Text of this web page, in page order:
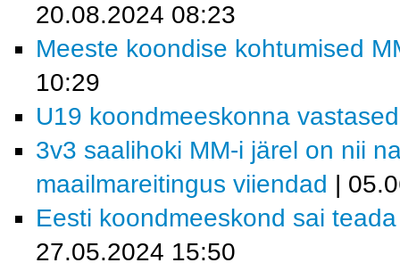
20.08.2024 08:23
Meeste koondise kohtumised
10:29
U19 koondmeeskonna
3v3 saalihoki MM-i järel on nii
maailmareitingus viiendad |
Eesti koondmeeskond sai
27.05.2024 15:50